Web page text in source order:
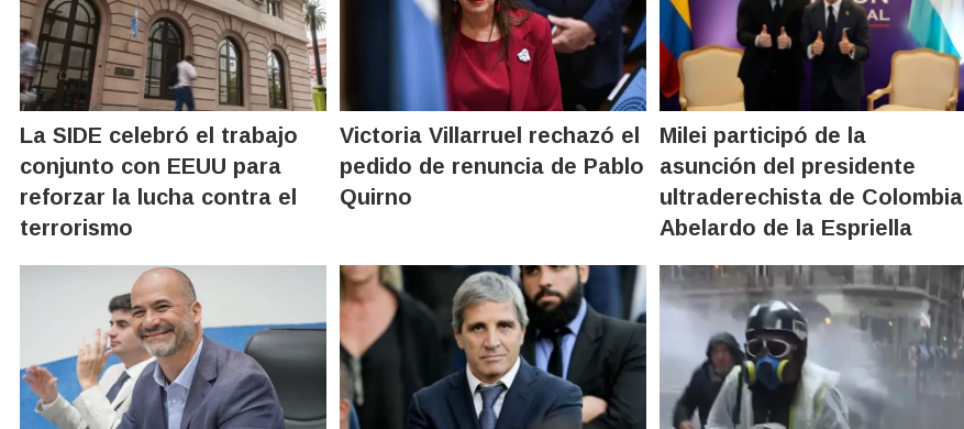
La SIDE celebró el trabajo
conjunto con EEUU para
reforzar la lucha contra el
terrorismo
Victoria Villarruel rechazó el
pedido de renuncia de Pablo
Quirno
Milei participó de la
asunción del presidente
ultraderechista de Colombia
Abelardo de la Espriella